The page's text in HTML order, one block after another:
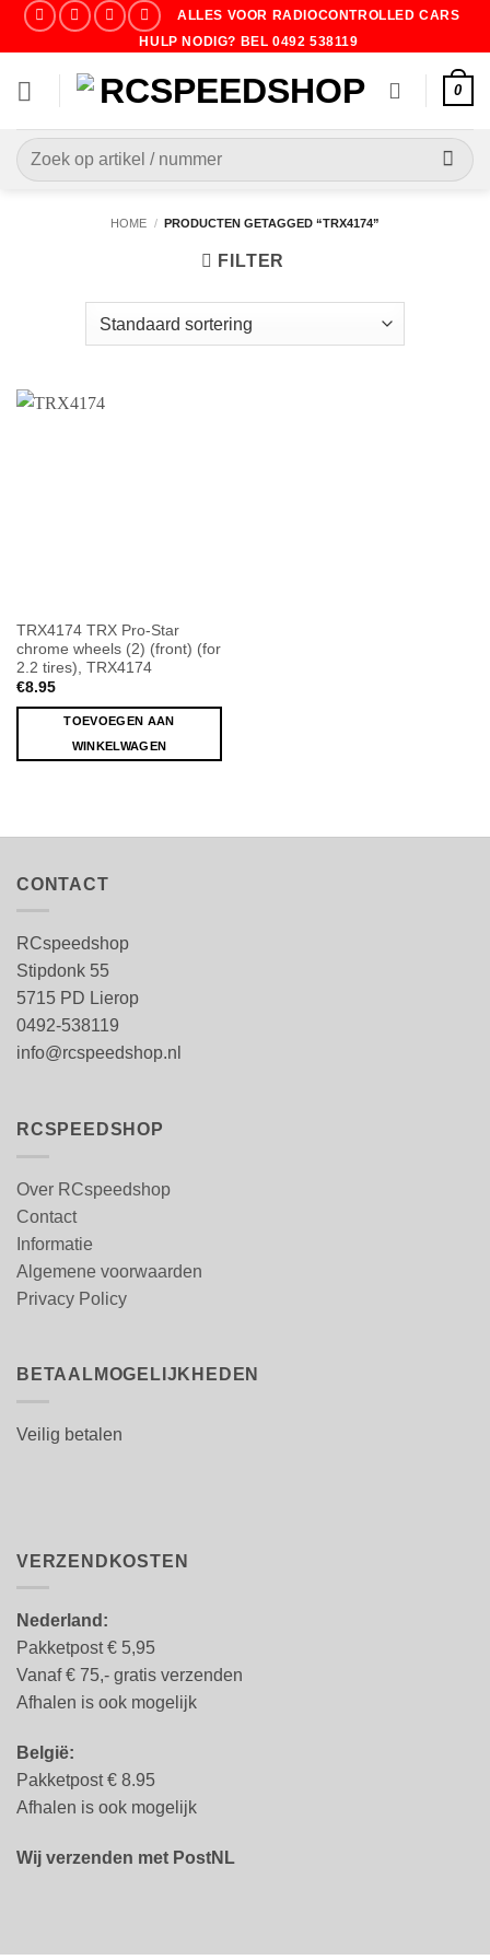
ALLES VOOR RADIOCONTROLLED CARS
HULP NODIG? BEL 0492 538119
0
Zoeken
naar:
HOME / PRODUCTEN GETAGGED “TRX4174”
FILTER
TRX4174 TRX Pro-Star
chrome wheels (2) (front) (for
2.2 tires), TRX4174
€8.95
TOEVOEGEN AAN
WINKELWAGEN
CONTACT
RCspeedshop
Stipdonk 55
5715 PD Lierop
0492-538119
info@rcspeedshop.nl
RCSPEEDSHOP
Over RCspeedshop
Contact
Informatie
Algemene voorwaarden
Privacy Policy
BETAALMOGELIJKHEDEN
Veilig betalen
VERZENDKOSTEN
Nederland:
Pakketpost € 5,95
Vanaf € 75,- gratis verzenden
Afhalen is ook mogelijk
België:
Pakketpost € 8.95
Afhalen is ook mogelijk
Wij verzenden met PostNL